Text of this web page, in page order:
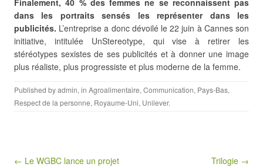
Finalement, 40 % des femmes ne se reconnaissent pas
dans les portraits sensés les représenter dans les
publicités. L’entreprise a donc dévoilé le 22 juin à Cannes son
initiative, intitulée UnStereotype, qui vise à retirer les
stéréotypes sexistes de ses publicités et à donner une image
plus réaliste, plus progressiste et plus moderne de la femme.
Published byadmin, in Agroalimentaire, Communication, Pays-Bas,
Respect de la personne, Royaume-Uni, Unilever.
Post navigation
← Le WGBC lance un projet
Trilogie →